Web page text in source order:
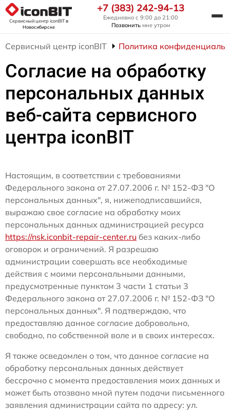
Сервисный центр iconBITв
Новосибирске
+7 (383) 242-94-13
Ежедневно с 9:00 до 21:00
Позвонить мне утром
Сервисный центр iconBIT Политика
Согласие на обработку
персональных данных
веб-сайта сервисного
центра iconBIT
Настоящим, в соответствии с требованиями
Федерального закона от 27.07.2006 г. № 152-ФЗ "О
персональных данных", я, нижеподписавшийся,
выражаю свое согласие на обработку моих
персональных данных администрацией ресурса
https://nsk.iconbit-repair-center.ru без каких-либо
оговорок и ограничений. Я разрешаю
администрации совершать все необходимые
действия с моими персональными данными,
предусмотренные пунктом 3 части 1 статьи 3
Федерального закона от 27.07.2006 г. № 152-ФЗ "О
персональных данных". Я подтверждаю, что
предоставляю данное согласие добровольно,
свободно, по собственной воле и в своих интересах.
Я также осведомлен о том, что данное согласие на
обработку персональных данных действует
бессрочно с момента предоставления моих данных и
может быть отозвано мной путем подачи письменного
заявления администрации сайта по адресу: ул.